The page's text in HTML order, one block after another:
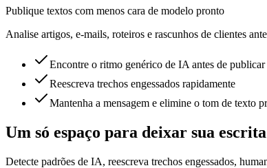
Publique textos com menos cara de modelo pronto
Analise artigos, e-mails, roteiros e rascunhos de clientes
Encontre o ritmo genérico de IA antes de publicar
Reescreva trechos engessados rapidamente
Mantenha a mensagem e elimine o tom de texto
Um só espaço para deixar sua
Detecte padrões de IA, reescreva trechos engessados,